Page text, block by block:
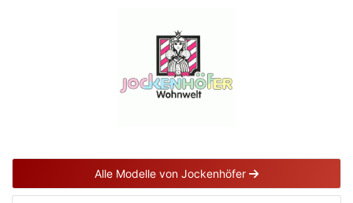
Alle Modelle von Jockenhöfer